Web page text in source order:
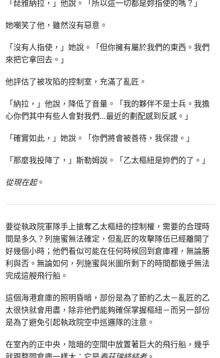
「琵雅納拉，」他說。「所以這一切都是妳指使的嗎？」
她嘲笑了他，雖然沒有惡意。
「沒有人指使，」她說。「但你擁有屬於我們的東西。我們
來把它拿回去。」
他評估了被攻陷的控制室，充滿了亂匠。
「納拉，」他說，降低了音量。「我的夥伴不是士兵。我擔
心你們其中有些人會對我們…最近的劃配感到反感。」
「確實如此，」她說。「你們將會被善待，我保證。」
「那麼我投降了，」斯勒姆說。「乙太樞紐是妳們的了。」
從現在起。
要從執政院軍隊手上搶奪乙太樞紐的控制權，需要的合理時
間是多久？列施蜜無法確定，但亂匠的攻擊隊伍已經離開了
好幾個小時；他們看似可能在任何時候回到倉庫裡，無論勝
利與否。無論如何，列施蜜與米圖所剩下的時間都幾乎無法
完成這艘飛行船。
這個海港倉庫的照明昏暗，部份是為了節約乙太－亂匠的乙
太很快就會用盡，除非他們能夠確保掌握樞紐－而另一部份
是為了避免引起執政院空中巡邏隊的注意。
在室內的正中央，陰暗的空間中放置著巨大的飛行船，幾乎